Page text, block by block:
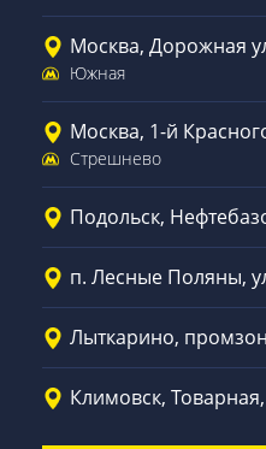
Москва, Дорожная
Южная
Москва, 1-й
Стрешнево
Подольск,
п. Лесные Поляны,
Лыткарино,
Климовск,